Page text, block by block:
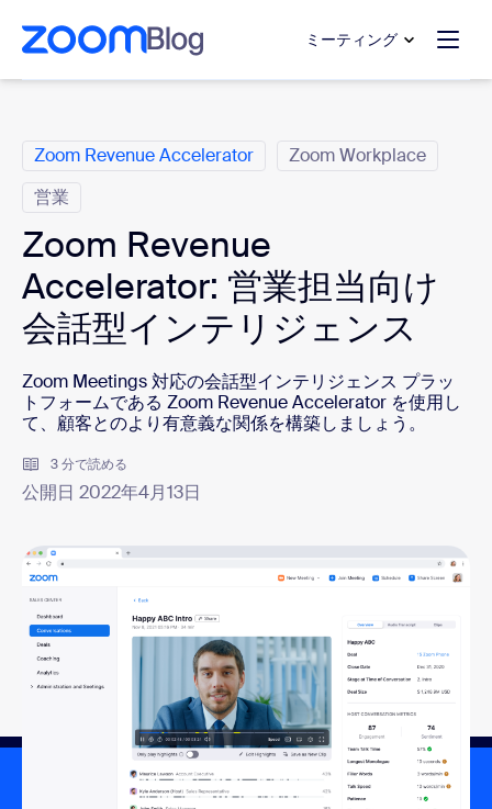
テンツへスキップ
ットへスキップ
ミーティング
Zoom Revenue Accelerator
Zoom Workplace
営業
Zoom Revenue
Accelerator: 営業担当向け
会話型インテリジェンス
Zoom Meetings 対応の会話型インテリジェンス プラッ
トフォームである Zoom Revenue Accelerator を使用し
て、顧客とのより有意義な関係を構築しましょう。
3 分で読める
公開日 2022年4月13日